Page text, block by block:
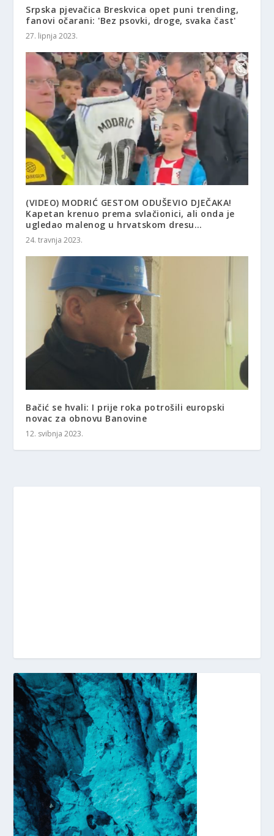
Srpska pjevačica Breskvica opet puni trending,
fanovi očarani: 'Bez psovki, droge, svaka čast'
27. lipnja 2023.
(VIDEO) MODRIĆ GESTOM ODUŠEVIO DJEČAKA!
Kapetan krenuo prema svlačionici, ali onda je
ugledao malenog u hrvatskom dresu…
24. travnja 2023.
Bačić se hvali: I prije roka potrošili europski
novac za obnovu Banovine
12. svibnja 2023.